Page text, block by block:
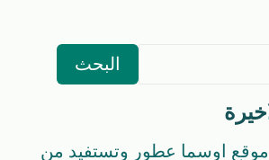
البحث
اوسما عطور وتستفيد من